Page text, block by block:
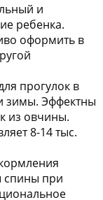
и
ребенка.
оформить в
прогулок в
зимы. Эффектны
из овчины.
8-14 тыс.
спины при